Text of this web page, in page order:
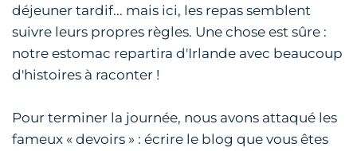
déjeuner tardif... mais ici, les repas semblent
suivre leurs propres règles. Une chose est sûre :
notre estomac repartira d'Irlande avec beaucoup
d'histoires à raconter !
Pour terminer la journée, nous avons attaqué les
fameux « devoirs » : écrire le blog que vous êtes